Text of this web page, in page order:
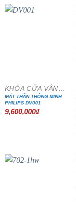
MẮT THẦN THÔNG MINH
PHILIPS DV001
9,600,000₫